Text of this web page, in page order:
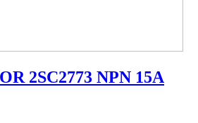
2SC2773 NPN 15A